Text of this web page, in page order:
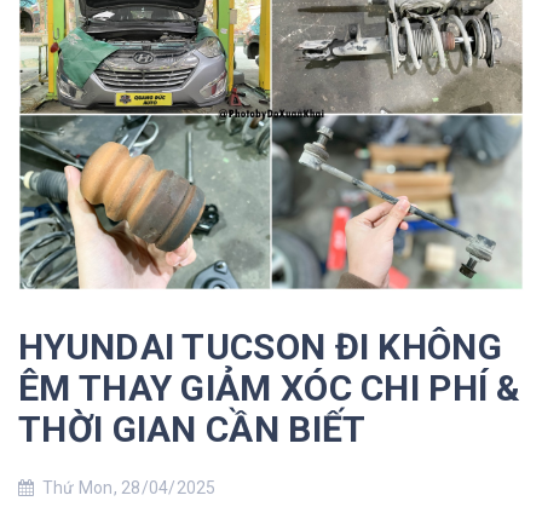
HYUNDAI TUCSON ĐI KHÔNG
ÊM THAY GIẢM XÓC CHI PHÍ &
THỜI GIAN CẦN BIẾT
Thứ Mon, 28/04/2025